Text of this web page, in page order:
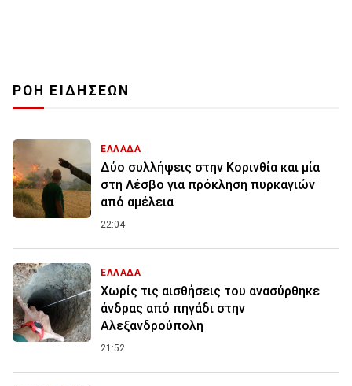
ΡΟΗ ΕΙΔΗΣΕΩΝ
ΕΛΛΑΔΑ
Δύο συλλήψεις στην Κορινθία και μία
στη Λέσβο για πρόκληση πυρκαγιών
από αμέλεια
22:04
ΕΛΛΑΔΑ
Χωρίς τις αισθήσεις του ανασύρθηκε
άνδρας από πηγάδι στην
Αλεξανδρούπολη
21:52